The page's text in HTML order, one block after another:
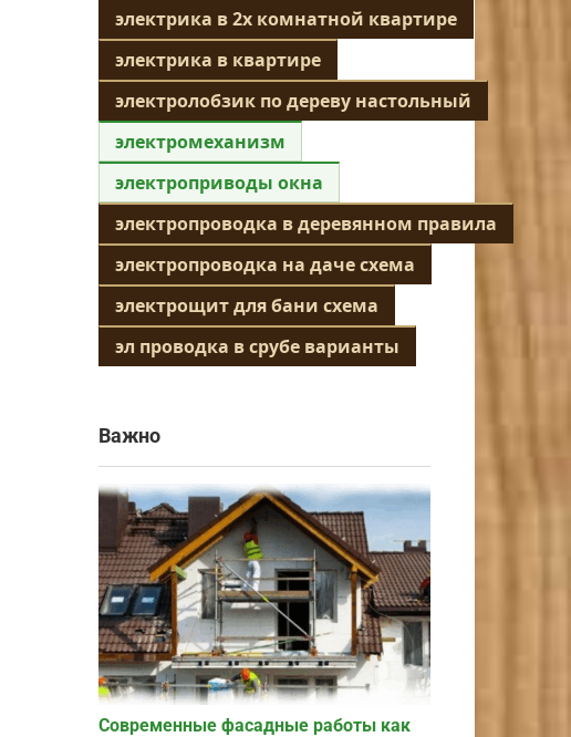
электрика в 2х комнатной квартире
электрика в квартире
электролобзик по дереву настольный
электромеханизм
электроприводы окна
электропроводка в деревянном правила
электропроводка на даче схема
электрощит для бани схема
эл проводка в срубе варианты
Важно
Современные фасадные работы как